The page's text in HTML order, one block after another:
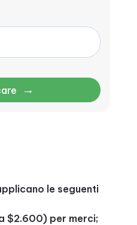
→
le seguenti
$2.600) per merci;